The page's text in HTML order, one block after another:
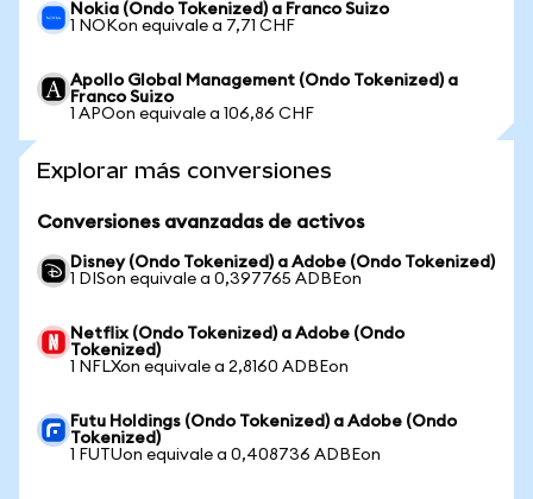
Nokia (Ondo Tokenized) a Franco Suizo
1 NOKon equivale a 7,71 CHF
Apollo Global Management (Ondo Tokenized) a
Franco Suizo
1 APOon equivale a 106,86 CHF
Explorar más conversiones
Conversiones avanzadas de activos
Disney (Ondo Tokenized) a Adobe (Ondo Tokenized)
1 DISon equivale a 0,397765 ADBEon
Netflix (Ondo Tokenized) a Adobe (Ondo
Tokenized)
1 NFLXon equivale a 2,8160 ADBEon
Futu Holdings (Ondo Tokenized) a Adobe (Ondo
Tokenized)
1 FUTUon equivale a 0,408736 ADBEon